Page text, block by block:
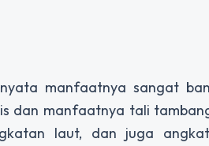
manfaatnya sangat
dan manfaatnya tali
laut, dan juga